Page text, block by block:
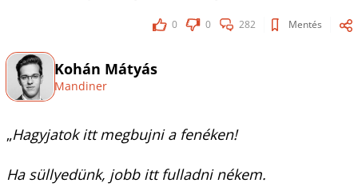
0 0 282 Mentés
Kohán Mátyás
Mandiner
„Hagyjatok itt megbujni a fenéken!
Ha süllyedünk, jobb itt fulladni nékem.